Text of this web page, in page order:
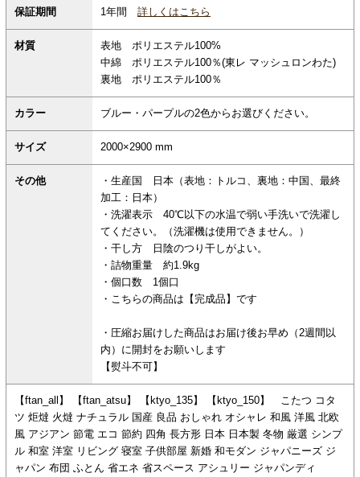
保証期間 1年間 詳しくはこちら
材質
表地 ポリエステル100%
中綿 ポリエステル100％(東レ マッシュロンわた)
裏地 ポリエステル100％
カラー ブルー・パープルの2色からお選びください。
サイズ 2000×2900 mm
その他
・生産国 日本（表地：トルコ、裏地：中国、最終
加工：日本）
・洗濯表示 40℃以下の水温で弱い手洗いで洗濯し
てください。（洗濯機は使用できません。）
・干し方 日陰のつり干しがよい。
・詰物重量 約1.9kg
・個口数 1個口
・こちらの商品は【完成品】です
・圧縮お届けした商品はお届け後お早め（2週間以
内）に開封をお願いします
【熨斗不可】
【ftan_all】 【ftan_atsu】 【ktyo_135】 【ktyo_150】 こたつ コタ
ツ 炬燵 火燵 ナチュラル 国産 良品 おしゃれ オシャレ 和風 洋風 北欧
風 アジアン 節電 エコ 節約 四角 長方形 日本 日本製 冬物 厳選 シンプ
ル 和室 洋室 リビング 寝室 子供部屋 新婚 和モダン ジャパニーズ ジ
ャパン 布団 ふとん 省エネ 省スペース アシュリー ジャパンディ